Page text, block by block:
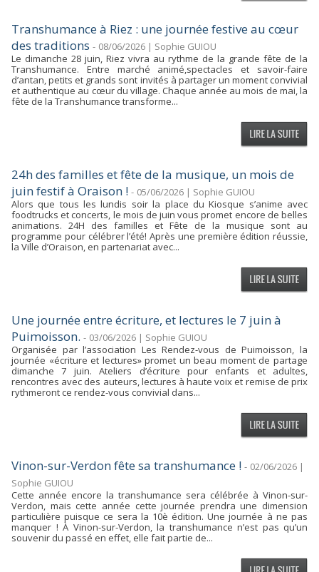
Transhumance à Riez : une journée festive au cœur
des traditions - 08/06/2026 | Sophie GUIOU
Le dimanche 28 juin, Riez vivra au rythme de la grande fête de la
Transhumance. Entre marché animé,spectacles et savoir-faire
d’antan, petits et grands sont invités à partager un moment convivial
et authentique au cœur du village. Chaque année au mois de mai, la
fête de la Transhumance transforme...
24h des familles et fête de la musique, un mois de
juin festif à Oraison ! - 05/06/2026 | Sophie GUIOU
Alors que tous les lundis soir la place du Kiosque s’anime avec
foodtrucks et concerts, le mois de juin vous promet encore de belles
animations. 24H des familles et Fête de la musique sont au
programme pour célébrer l’été! Après une première édition réussie,
la Ville d’Oraison, en partenariat avec...
Une journée entre écriture, et lectures le 7 juin à
Puimoisson. - 03/06/2026 | Sophie GUIOU
Organisée par l’association Les Rendez-vous de Puimoisson, la
journée «écriture et lectures» promet un beau moment de partage
dimanche 7 juin. Ateliers d’écriture pour enfants et adultes,
rencontres avec des auteurs, lectures à haute voix et remise de prix
rythmeront ce rendez-vous convivial dans...
Vinon-sur-Verdon fête sa transhumance ! - 02/06/2026 |
Sophie GUIOU
Cette année encore la transhumance sera célébrée à Vinon-sur-
Verdon, mais cette année cette journée prendra une dimension
particulière puisque ce sera la 10è édition. Une journée à ne pas
manquer ! À Vinon-sur-Verdon, la transhumance n’est pas qu’un
souvenir du passé en effet, elle fait partie de...